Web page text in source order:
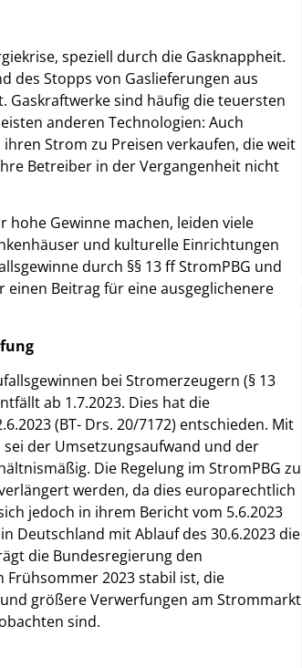
speziell durch die Gasknappheit.
des Stopps von Gaslieferungen aus
Gaskraftwerke sind häufig die teuersten
anderen Technologien: Auch
Strom zu Preisen verkaufen, die weit
Betreiber in der Vergangenheit nicht
Gewinne machen, leiden viele
und kulturelle Einrichtungen
durch §§ 13 ff StromPBG und
Beitrag für eine ausgeglichenere
bei Stromerzeugern (§ 13
ab 1.7.2023. Dies hat die
(BT- Drs. 20/7172) entschieden. Mit
der Umsetzungsaufwand und der
Die Regelung im StromPBG zu
werden, da dies europarechtlich
jedoch in ihrem Bericht vom 5.6.2023
Deutschland mit Ablauf des 30.6.2023 die
die Bundesregierung den
Frühsommer 2023 stabil ist, die
größere Verwerfungen am Strommarkt
sind.